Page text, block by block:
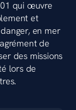
qui œuvre
et
en mer
de
des missions
lors de